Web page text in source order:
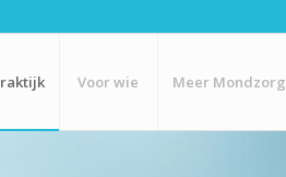
Voor wie Meer Mondzorg